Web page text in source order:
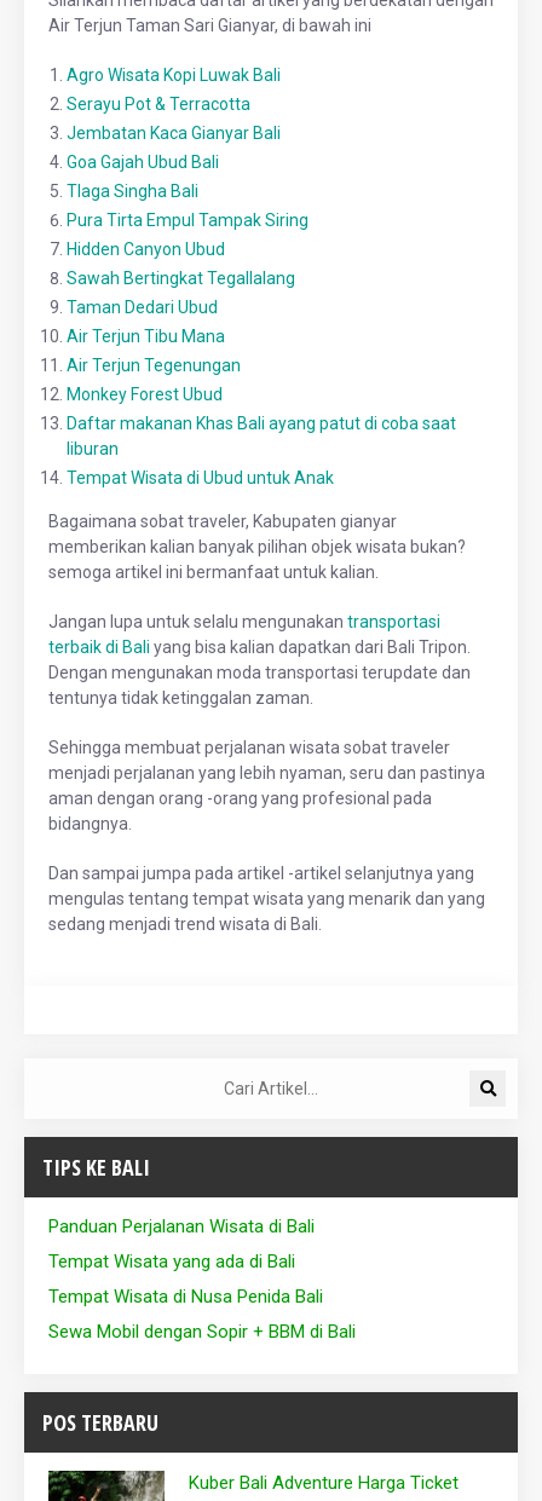
Air Terjun Taman Sari Gianyar, di bawah ini
Agro Wisata Kopi Luwak Bali
Serayu Pot & Terracotta
Jembatan Kaca Gianyar Bali
Goa Gajah Ubud Bali
Tlaga Singha Bali
Pura Tirta Empul Tampak Siring
Hidden Canyon Ubud
Sawah Bertingkat Tegallalang
Taman Dedari Ubud
Air Terjun Tibu Mana
Air Terjun Tegenungan
Monkey Forest Ubud
Daftar makanan Khas Bali ayang patut di coba saat
liburan
Tempat Wisata di Ubud untuk Anak
Bagaimana sobat traveler, Kabupaten gianyar
memberikan kalian banyak pilihan objek wisata bukan?
semoga artikel ini bermanfaat untuk kalian.
Jangan lupa untuk selalu mengunakan transportasi
terbaik di Bali yang bisa kalian dapatkan dari Bali Tripon.
Dengan mengunakan moda transportasi terupdate dan
tentunya tidak ketinggalan zaman.
Sehingga membuat perjalanan wisata sobat traveler
menjadi perjalanan yang lebih nyaman, seru dan pastinya
aman dengan orang -orang yang profesional pada
bidangnya.
Dan sampai jumpa pada artikel -artikel selanjutnya yang
mengulas tentang tempat wisata yang menarik dan yang
sedang menjadi trend wisata di Bali.
TIPS KE BALI
Panduan Perjalanan Wisata di Bali
Tempat Wisata yang ada di Bali
Tempat Wisata di Nusa Penida Bali
Sewa Mobil dengan Sopir + BBM di Bali
POS TERBARU
Kuber Bali Adventure Harga Ticket